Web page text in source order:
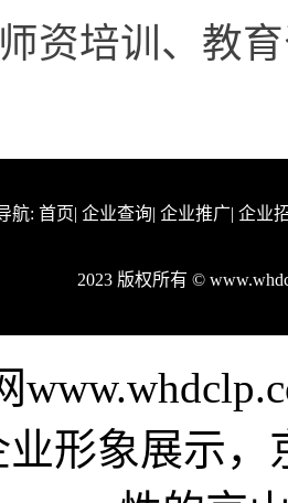
资培训、教
航: 首页| 企业查询| 企业推广| 企业
2023 版权所有 ©
形象展示